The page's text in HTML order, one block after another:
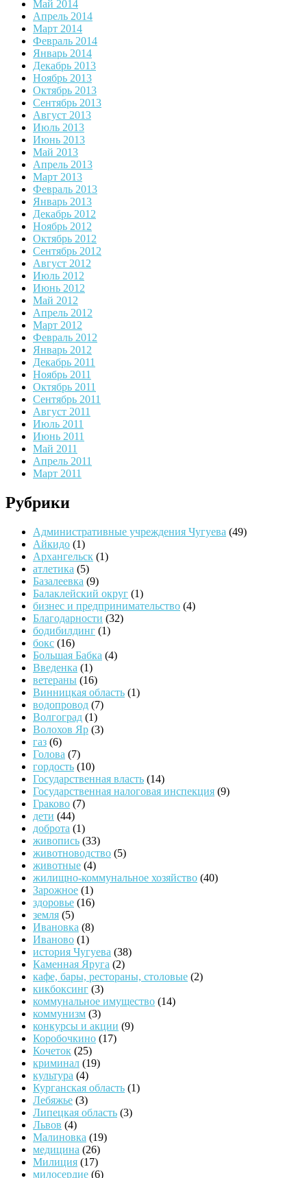
Май 2014
Апрель 2014
Март 2014
Февраль 2014
Январь 2014
Декабрь 2013
Ноябрь 2013
Октябрь 2013
Сентябрь 2013
Август 2013
Июль 2013
Июнь 2013
Май 2013
Апрель 2013
Март 2013
Февраль 2013
Январь 2013
Декабрь 2012
Ноябрь 2012
Октябрь 2012
Сентябрь 2012
Август 2012
Июль 2012
Июнь 2012
Май 2012
Апрель 2012
Март 2012
Февраль 2012
Январь 2012
Декабрь 2011
Ноябрь 2011
Октябрь 2011
Сентябрь 2011
Август 2011
Июль 2011
Июнь 2011
Май 2011
Апрель 2011
Март 2011
Рубрики
Административные учреждения Чугуева (49)
Айкидо (1)
Архангельск (1)
атлетика (5)
Базалеевка (9)
Балаклейский округ (1)
бизнес и предпринимательство (4)
Благодарности (32)
бодибилдинг (1)
бокс (16)
Большая Бабка (4)
Введенка (1)
ветераны (16)
Винницкая область (1)
водопровод (7)
Волгоград (1)
Волохов Яр (3)
газ (6)
Голова (7)
гордость (10)
Государственная власть (14)
Государственная налоговая инспекция (9)
Граково (7)
дети (44)
доброта (1)
живопись (33)
животноводство (5)
животные (4)
жилищно-коммунальное хозяйство (40)
Зарожное (1)
здоровье (16)
земля (5)
Ивановка (8)
Иваново (1)
история Чугуева (38)
Каменная Яруга (2)
кафе, бары, рестораны, столовые (2)
кикбоксинг (3)
коммунальное имущество (14)
коммунизм (3)
конкурсы и акции (9)
Коробочкино (17)
Кочеток (25)
криминал (19)
культура (4)
Курганская область (1)
Лебяжье (3)
Липецкая область (3)
Львов (4)
Малиновка (19)
медицина (26)
Милиция (17)
милосердие (6)